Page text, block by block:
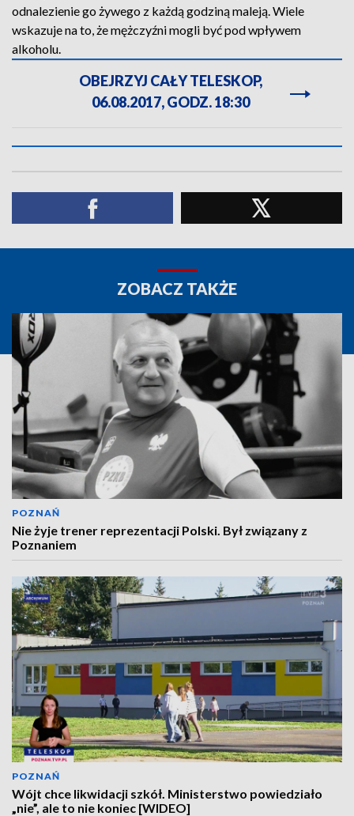
odnalezienie go żywego z każdą godziną maleją. Wiele
wskazuje na to, że mężczyźni mogli być pod wpływem
alkoholu.
OBEJRZYJ CAŁY TELESKOP,
06.08.2017, GODZ. 18:30
ZOBACZ TAKŻE
POZNAŃ
Nie żyje trener reprezentacji Polski. Był związany z
Poznaniem
POZNAŃ
Wójt chce likwidacji szkół. Ministerstwo powiedziało
„nie”, ale to nie koniec [WIDEO]